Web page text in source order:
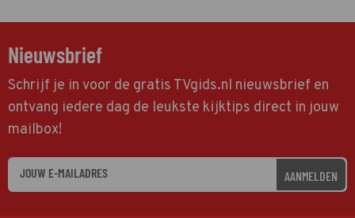
Nieuwsbrief
Schrijf je in voor de gratis TVgids.nl nieuwsbrief en
ontvang iedere dag de leukste kijktips direct in jouw
mailbox!
AANMELDEN